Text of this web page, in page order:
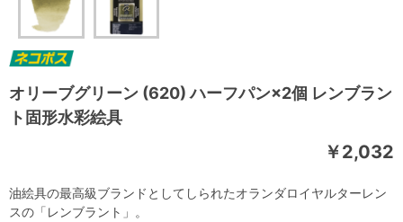
オリーブグリーン (620) ハーフパン×2個 レンブラン
ト固形水彩絵具
￥2,032
油絵具の最高級ブランドとしてしられたオランダロイヤルターレン
スの「レンブラント」。